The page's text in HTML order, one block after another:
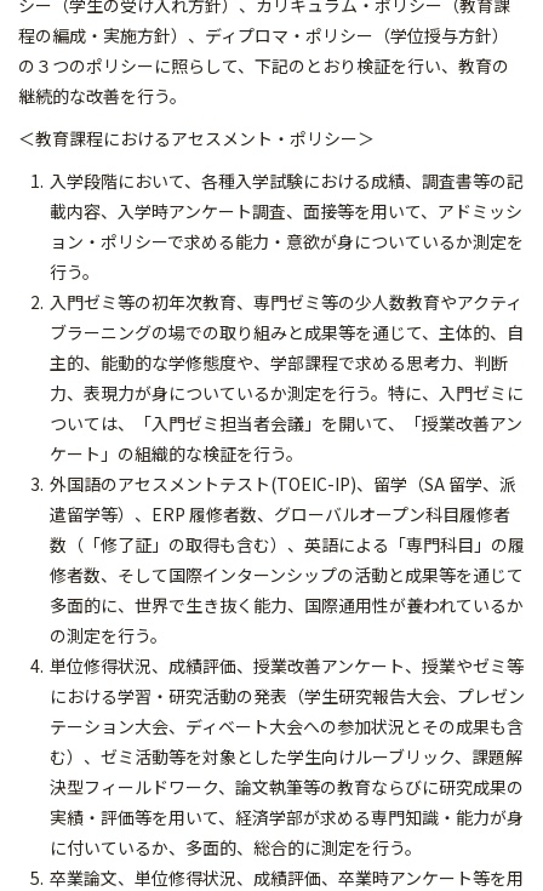
シー（学生の受け入れ方針）、カリキュラム・ポリシー（教育課
程の編成・実施方針）、ディプロマ・ポリシー（学位授与方針）
の３つのポリシーに照らして、下記のとおり検証を行い、教育の
継続的な改善を行う。
＜教育課程におけるアセスメント・ポリシー＞
入学段階において、各種入学試験における成績、調査書等の記
載内容、入学時アンケート調査、面接等を用いて、アドミッシ
ョン・ポリシーで求める能力・意欲が身についているか測定を
行う。
入門ゼミ等の初年次教育、専門ゼミ等の少人数教育やアクティ
ブラーニングの場での取り組みと成果等を通じて、主体的、自
主的、能動的な学修態度や、学部課程で求める思考力、判断
力、表現力が身についているか測定を行う。特に、入門ゼミに
ついては、「入門ゼミ担当者会議」を開いて、「授業改善アン
ケート」の組織的な検証を行う。
外国語のアセスメントテスト(TOEIC-IP)、留学（SA 留学、派
遣留学等）、ERP 履修者数、グローバルオープン科目履修者
数（「修了証」の取得も含む）、英語による「専門科目」の履
修者数、そして国際インターンシップの活動と成果等を通じて
多面的に、世界で生き抜く能力、国際通用性が養われているか
の測定を行う。
単位修得状況、成績評価、授業改善アンケート、授業やゼミ等
における学習・研究活動の発表（学生研究報告大会、プレゼン
テーション大会、ディベート大会への参加状況とその成果も含
む）、ゼミ活動等を対象とした学生向けルーブリック、課題解
決型フィールドワーク、論文執筆等の教育ならびに研究成果の
実績・評価等を用いて、経済学部が求める専門知識・能力が身
に付いているか、多面的、総合的に測定を行う。
卒業論文、単位修得状況、成績評価、卒業時アンケート等を用